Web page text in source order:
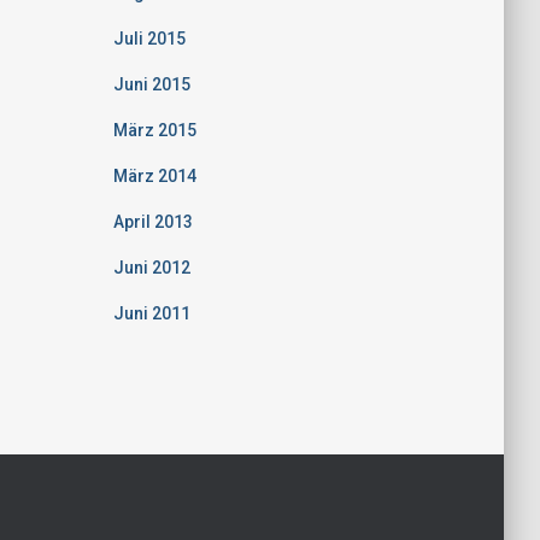
Juli 2015
Juni 2015
März 2015
März 2014
April 2013
Juni 2012
Juni 2011